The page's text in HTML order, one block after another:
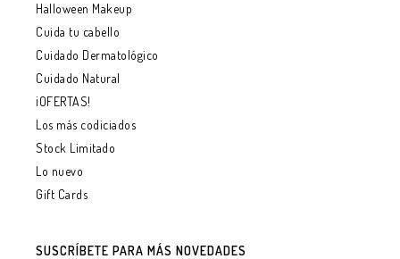
Halloween Makeup
Cuida tu cabello
Cuidado Dermatológico
Cuidado Natural
¡OFERTAS!
Los más codiciados
Stock Limitado
Lo nuevo
Gift Cards
SUSCRÍBETE PARA MÁS NOVEDADES